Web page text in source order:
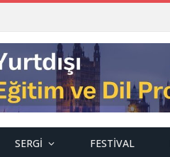
SERGI FESTIVAL